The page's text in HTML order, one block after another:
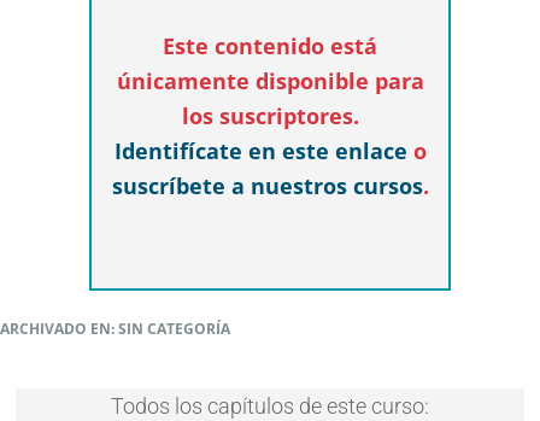
Este contenido está
únicamente disponible para
los suscriptores.
Identifícate en este enlace o
suscríbete a nuestros cursos.
ARCHIVADO EN: SIN CATEGORÍA
Todos los capítulos de este curso: